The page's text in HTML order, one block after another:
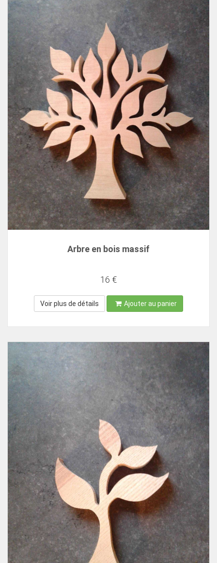
Arbre en bois massif
16 €
Voir plus de détails Ajouter au panier